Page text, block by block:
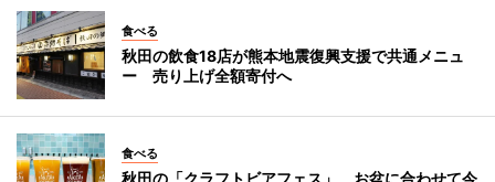
食べる
秋田の飲食18店が熊本地震復興支援で共通メニュ
ー 売り上げ全額寄付へ
食べる
秋田の「クラフトビアフェス」、お盆に合わせて今